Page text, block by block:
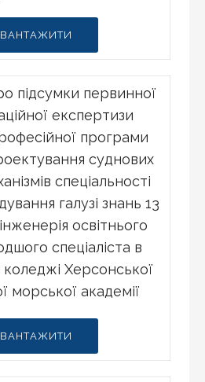
підсумки первинної
експертизи
програми
суднових
спеціальності
галузі знань 13
освітнього
спеціаліста в
Херсонської
морської академії